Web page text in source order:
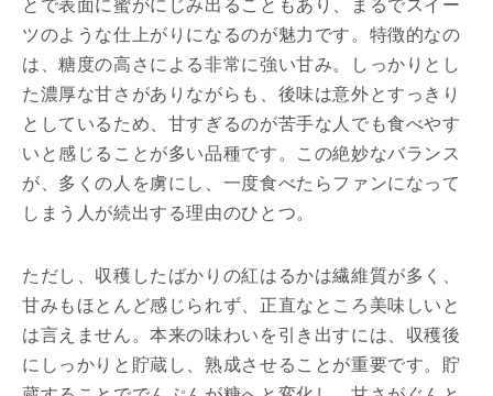
とで表面に蜜がにじみ出ることもあり、まるでスイー
ツのような仕上がりになるのが魅力です。特徴的なの
は、糖度の高さによる非常に強い甘み。しっかりとし
た濃厚な甘さがありながらも、後味は意外とすっきり
としているため、甘すぎるのが苦手な人でも食べやす
いと感じることが多い品種です。この絶妙なバランス
が、多くの人を虜にし、一度食べたらファンになって
しまう人が続出する理由のひとつ。
ただし、収穫したばかりの紅はるかは繊維質が多く、
甘みもほとんど感じられず、正直なところ美味しいと
は言えません。本来の味わいを引き出すには、収穫後
にしっかりと貯蔵し、熟成させることが重要です。貯